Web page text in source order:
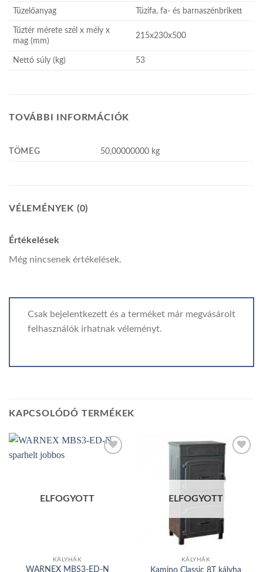
Tüzelőanyag Tüzifa, fa- és barnaszénbrikett
Tűztér mérete szél x mély x
mag (mm)
215x230x500
Nettó súly (kg) 53
TOVÁBBI INFORMÁCIÓK
TÖMEG 50,00000000 kg
VÉLEMÉNYEK (0)
Értékelések
Még nincsenek értékelések.
Csak bejelentkezett és a terméket már megvásárolt
felhasználók írhatnak véleményt.
KAPCSOLÓDÓ TERMÉKEK
ELFOGYOTT
KÁLYHÁK
WARNEX MBS3-ED-N
ELFOGYOTT
KÁLYHÁK
Kamino Classic 8T kályha